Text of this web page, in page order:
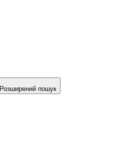
Розширений пошук